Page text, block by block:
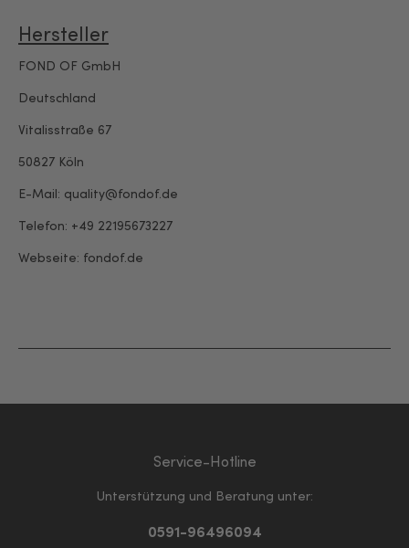
Hersteller
FOND OF GmbH
Deutschland
Vitalisstraße 67
50827 Köln
E-Mail: quality@fondof.de
Telefon: +49 22195673227
Webseite: fondof.de
Service-Hotline
Unterstützung und Beratung unter:
0591-96496094